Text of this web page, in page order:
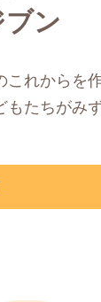
ン
れからを
たちがみ